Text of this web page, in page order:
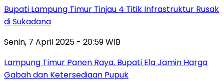
Bupati Lampung Timur Tinjau 4 Titik Infrastruktur Rusak
di Sukadana
Senin, 7 April 2025 - 20:59 WIB
Lampung Timur Panen Raya, Bupati Ela Jamin Harga
Gabah dan Ketersediaan Pupuk